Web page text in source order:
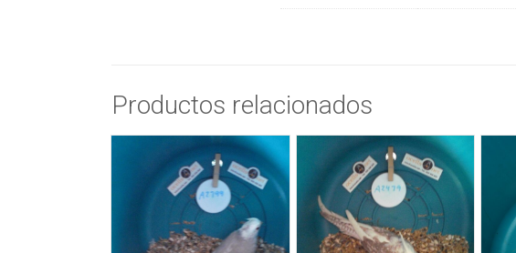
Productos relacionados